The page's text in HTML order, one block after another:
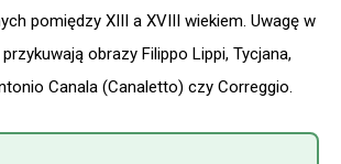
pomiędzy XIII a XVIII wiekiem. Uwagę w
obrazy Filippo Lippi, Tycjana,
Canala (Canaletto) czy Correggio.